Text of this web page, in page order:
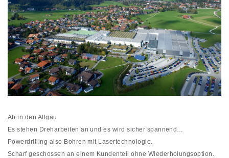
Ab in den Allgäu
Es stehen Dreharbeiten an und es wird sicher spannend…
Powerdrilling also Bohren mit Lasertechnologie.
Scharf geschossen an einem Kundenteil ohne Wiederholungsoption.